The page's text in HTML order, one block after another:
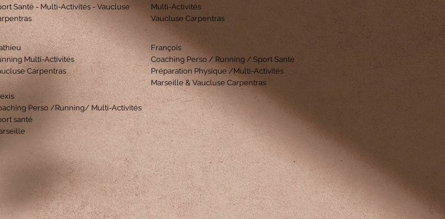
Santé - Multi-Activités - Vaucluse
Multi-Activités
Vaucluse Carpentras
Multi-Activités
Carpentras
Perso /Running/ Multi-Activités
santé
François
Coaching Perso / Running / Sport Santé
Préparation Physique /Multi-Activités
Marseille & Vaucluse Carpentras